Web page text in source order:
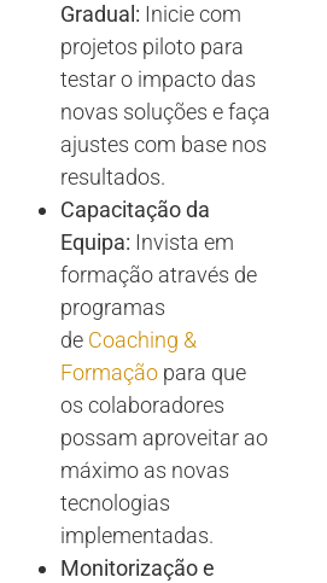
Gradual: Inicie com
projetos piloto para
testar o impacto das
novas soluções e faça
ajustes com base nos
resultados.
Capacitação da
Equipa: Invista em
formação através de
programas
de Coaching &
Formação para que
os colaboradores
possam aproveitar ao
máximo as novas
tecnologias
implementadas.
Monitorização e